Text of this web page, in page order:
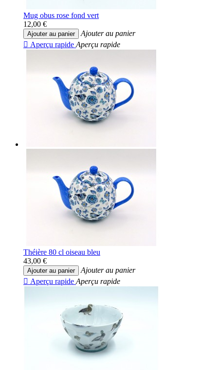
Mug obus rose fond vert
12,00 €
Ajouter au panier
Ajouter au panier
 Aperçu rapide Aperçu rapide
Théière 80 cl oiseau bleu
43,00 €
Ajouter au panier
Ajouter au panier
 Aperçu rapide Aperçu rapide